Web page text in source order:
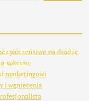
na drodze
sukcesu
marketingowi
i wgniecenia